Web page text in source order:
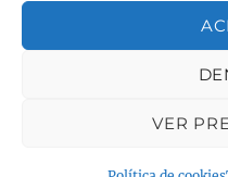
VER
cookies, consulta:Política de